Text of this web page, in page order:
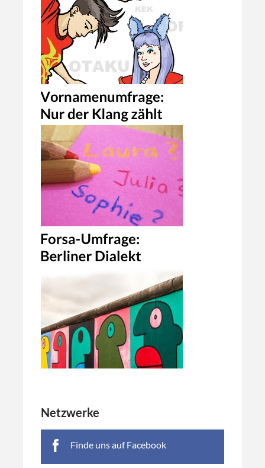
Netzwerke
Finde uns auf Facebook